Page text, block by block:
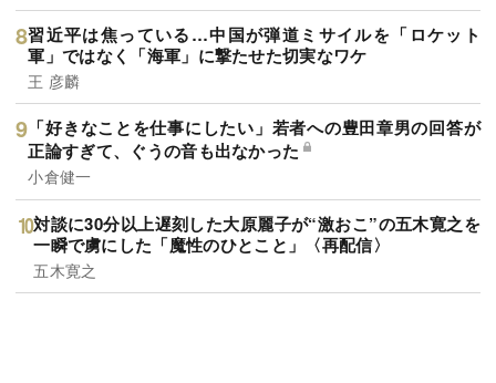
習近平は焦っている…中国が弾道ミサイルを「ロケット
軍」ではなく「海軍」に撃たせた切実なワケ
王 彦麟
「好きなことを仕事にしたい」若者への豊田章男の回答が
正論すぎて、ぐうの音も出なかった
小倉健一
対談に30分以上遅刻した大原麗子が“激おこ”の五木寛之を
一瞬で虜にした「魔性のひとこと」〈再配信〉
五木寛之